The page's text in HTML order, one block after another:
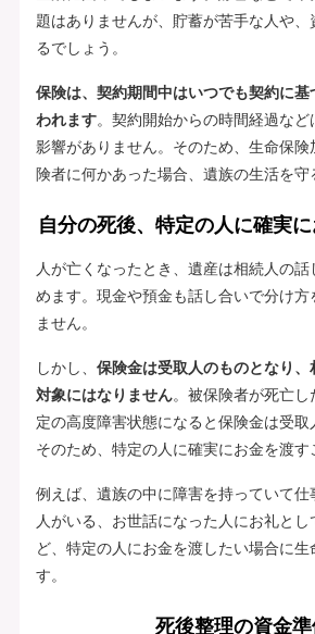
題はありませんが、貯蓄が苦手な人や
るでしょう。
保険は、契約期間中はいつでも契約に
われます。契約開始からの時間経過など
影響がありません。そのため、生命保険
険者に何かあった場合、遺族の生活を守
自分の死後、特定の人に確実
人が亡くなったとき、遺産は相続人の
めます。現金や預金も話し合いで分け方
ません。
しかし、 保険金は受取人のものとなり
対象にはなりません。被保険者が死亡
定の高度障害状態になると保険金は受取
そのため、特定の人に確実にお金を渡す
例えば、遺族の中に障害を持っていて
人がいる、お世話になった人にお礼と
ど、特定の人にお金を渡したい場合に生
す。
死後整理の資金